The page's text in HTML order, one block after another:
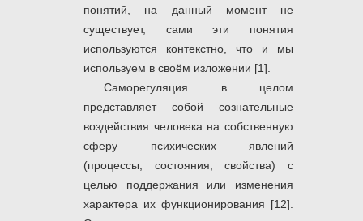
понятий, на данный момент не
существует, сами эти понятия
используются контекстно, что и мы
используем в своём изложении [1].
Саморегуляция в целом
представляет собой сознательные
воздействия человека на собственную
сферу психических явлений
(процессы, состояния, свойства) с
целью поддержания или изменения
характера их функционирования [12].